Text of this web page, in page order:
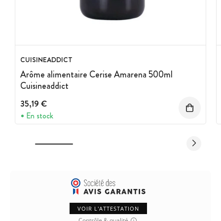
CUISINEADDICT
Arôme alimentaire Cerise Amarena 500ml
Cuisineaddict
35,19 €
En stock
VOIR L'ATTESTATION